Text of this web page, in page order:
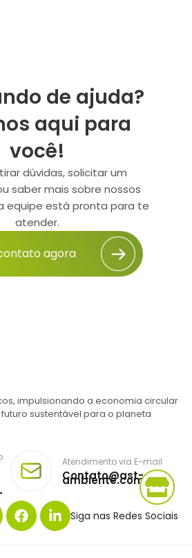
de ajuda?
aqui para
você!
dúvidas, solicitar um
saber mais sobre nossos
equipe está pronta para te
atender.
agora
impulsionando a economia circular
sustentável para o planeta
Atendimento via E-mail
Contato@ast-
ambiente.com.br
Siga nas Redes Sociais